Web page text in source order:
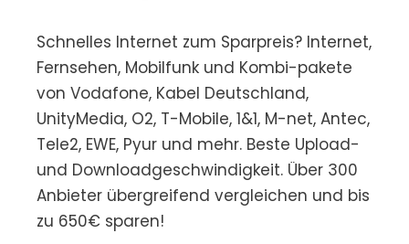
Schnelles Internet zum Sparpreis? Internet,
Fernsehen, Mobilfunk und Kombi-pakete
von Vodafone, Kabel Deutschland,
UnityMedia, O2, T-Mobile, 1&1, M-net, Antec,
Tele2, EWE, Pyur und mehr. Beste Upload-
und Downloadgeschwindigkeit. Über 300
Anbieter übergreifend vergleichen und bis
zu 650€ sparen!